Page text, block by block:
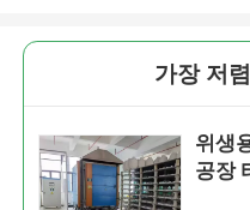
가장 저
위생
공장